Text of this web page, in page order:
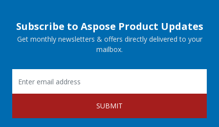
Subscribe to Aspose Product Updates
Get monthly newsletters & offers directly delivered to your
mailbox.
SUBMIT